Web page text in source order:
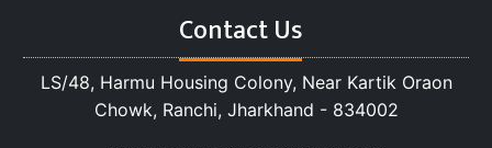
Contact Us
LS/48, Harmu Housing Colony, Near Kartik Oraon
Chowk, Ranchi, Jharkhand - 834002